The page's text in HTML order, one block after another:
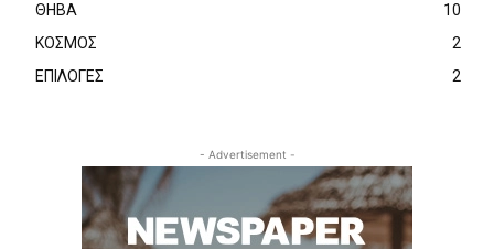
ΘΗΒΑ
10
ΚΟΣΜΟΣ
2
ΕΠΙΛΟΓΕΣ
2
- Advertisement -